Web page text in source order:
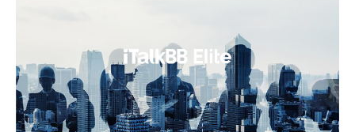
养老 非盈利组织